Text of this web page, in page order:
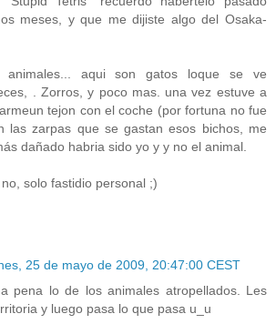
meses, y que me dijiste algo del Osaka-
aqui son gatos loque se ve
. Zorros, y poco mas. una vez estuve a
tejon con el coche (por fortuna no fue
las zarpas que se gastan esos bichos, me
dañado habria sido yo y y no el animal.
solo fastidio personal ;)
25 de mayo de 2009, 20:47:00 CEST
pena lo de los animales atropellados. Les
y luego pasa lo que pasa u_u